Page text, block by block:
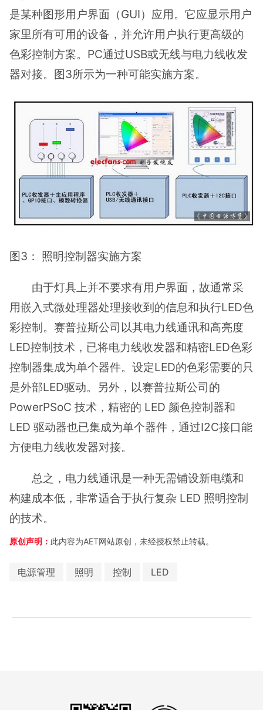
是某种图形用户界面（GUI）应用。它应显示用户
家里所有可用的设备，并允许用户执行更高级的
色彩控制方案。PC通过USB或无线与电力线收发
器对接。图3所示为一种可能实施方案。
图3： 照明控制器实施方案
由于灯具上并不要求有用户界面，故通常采
用嵌入式微处理器处理接收到的信息和执行LED色
彩控制。赛普拉斯公司以其电力线通讯和高亮度
LED控制技术，已将电力线收发器和精密LED色彩
控制器集成为单个器件。设定LED的色彩需要的只
是外部LED驱动。另外，以赛普拉斯公司的
PowerPSoC 技术，精密的 LED 颜色控制器和
LED 驱动器也已集成为单个器件，通过I2C接口能
方便电力线收发器对接。
总之，电力线通讯是一种无需铺设新电缆和
构建成本低，非常适合于执行复杂 LED 照明控制
的技术。
原创声明： 此内容为AET网站原创，未经授权禁止转载。
电源管理 照明 控制 LED